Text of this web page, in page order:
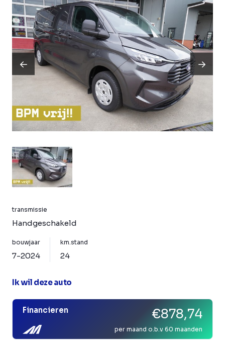
transmissie
Handgeschakeld
bouwjaar
7-2024
km.stand
24
Ik wil deze auto
Financieren €878,74
per maand o.b.v 60 maanden